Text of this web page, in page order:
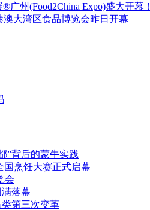
州(Food2China Expo)盛大开幕！
大湾区食品博览会昨日开幕
”背后的蒙牛实践
国烹饪大赛正式启幕
会
落幕
第三次变革